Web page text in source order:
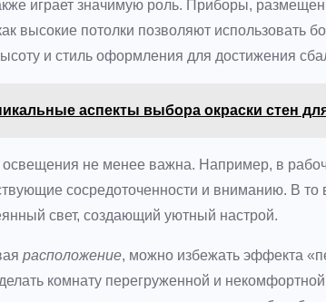
играет значимую роль. Приборы,
высокие потолки позволяют использовать
и стиль оформления для достижения
аспекты выбора окраски стен
освещения не менее важна. Например, в
сосредоточенности и вниманию. В
свет, создающий уютный настрой.
расположение, можно избежать эффекта
комнату перегруженной и